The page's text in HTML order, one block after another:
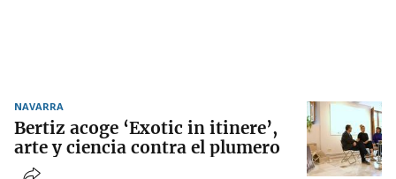
NAVARRA
Bertiz acoge ‘Exotic in itinere’,
arte y ciencia contra el plumero